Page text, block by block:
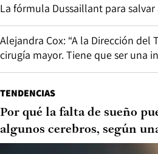
La fórmula Dussaillant para salvar
Alejandra Cox: “A la Dirección del
cirugía mayor. Tiene que ser una
TENDENCIAS
Por qué la falta de sueño
algunos cerebros, según